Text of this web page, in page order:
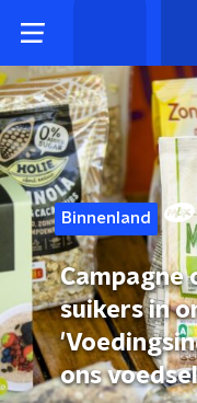
Binnenland
Campagne
suikers in
ons